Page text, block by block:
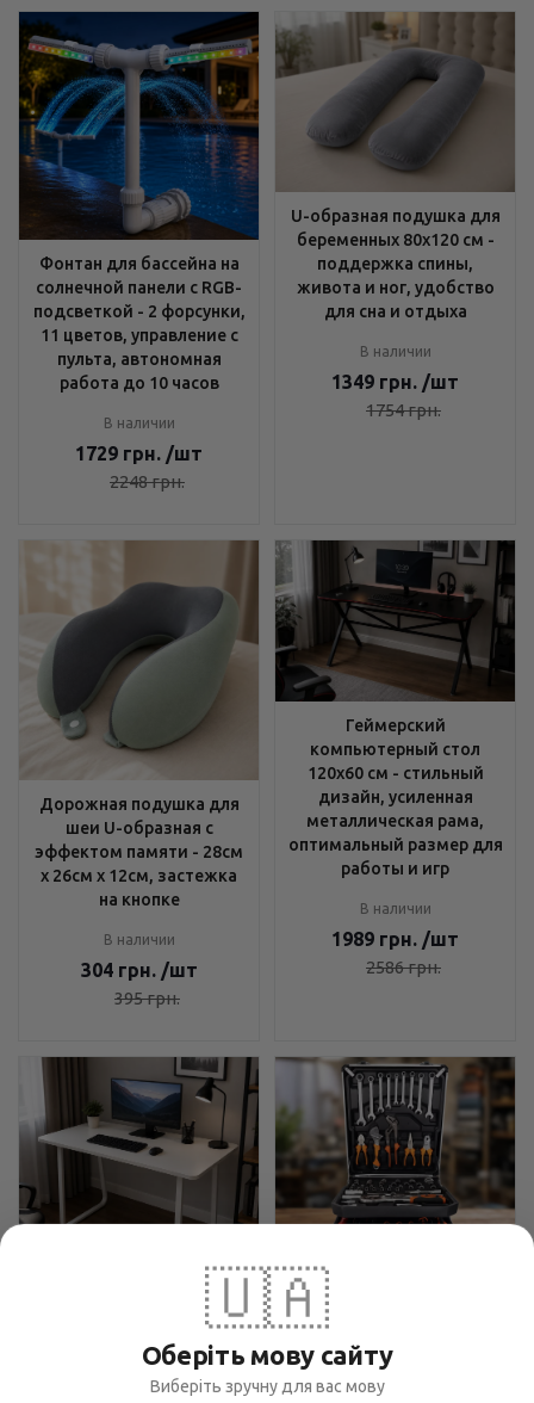
Фонтан для бассейна на
солнечной панели с RGB-
подсветкой - 2 форсунки,
11 цветов, управление с
пульта, автономная
работа до 10 часов
В наличии
1729 грн. /шт
2248грн.
U-образная подушка для
беременных 80x120 см -
поддержка спины,
живота и ног, удобство
для сна и отдыха
В наличии
1349 грн. /шт
1754грн.
Дорожная подушка для
шеи U-образная с
эффектом памяти - 28см
х 26см х 12см, застежка
на кнопке
В наличии
304 грн. /шт
395грн.
Геймерский
компьютерный стол
120х60 см - стильный
дизайн, усиленная
металлическая рама,
оптимальный размер для
работы и игр
В наличии
1989 грн. /шт
2586грн.
Компьютерный стол
120х60 см Бежевый -
Минималистичный
дизайн, Закругленные
Набор инструментов Tool
Set 235 предметов - для
ремонта и обслуживания,
чемодан с колесами,
🇺🇦
Оберіть мову сайту
Виберіть зручну для вас мову